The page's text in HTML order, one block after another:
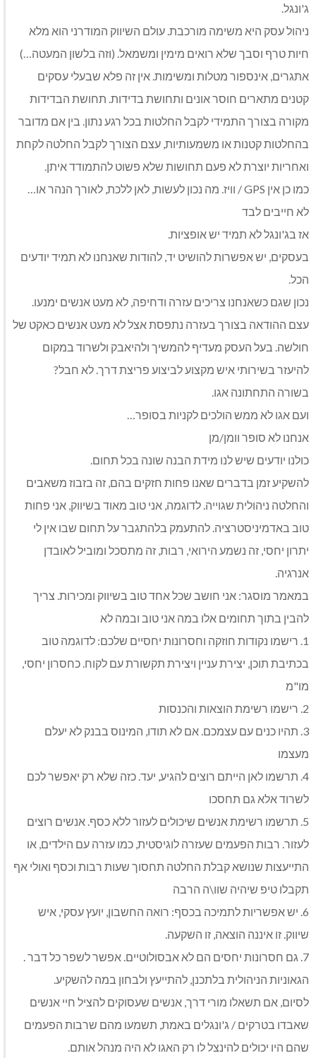
ג'ונגל.
ניהול עסק היא משימה מורכבת. עולם השיווק המודרני הוא מלא
חיות טרף וסבך שלא רואים מימין ומשמאל. (וזה בלשון המעטה…)
אתגרים, אינספור מטלות ומשימות. אין זה פלא שבעלי עסקים
קטנים מתארים חוסר אונים ותחושת בדידות. תחושת הבדידות
מקורה בצורך התמידי לקבל החלטות בכל רגע נתון. בין אם מדובר
בהחלטות קטנות או משמעותיות, עצם הצורך לקבל החלטה לקחת
ואחריות יוצרת לא פעם תחושות שלא פשוט להתמודד איתן.
כמו כן אין GPS / וויז. מה נכון לעשות, לאן ללכת, לאורך הנהר או…
לא חייבים לבד
אז בג'ונגל לא תמיד יש אופציות.
בעסקים, יש אפשרות להושיט יד, להודות שאנחנו לא תמיד יודעים
הכל.
נכון שגם כשאנחנו צריכים עזרה ודחיפה, לא מעט אנשים ימנעו.
עצם ההודאה בצורך בעזרה נתפסת אצל לא מעט אנשים כאקט של
חולשה. בעל העסק מעדיף להמשיך ולהיאבק ולשרוד במקום
להיעזר בשירותי איש מקצוע לביצוע פריצת דרך. לא חבל?
בשורה התחתונה אגו.
ועם אגו לא ממש הולכים לקניות בסופר…
אנחנו לא סופר וומן/מן
כולנו יודעים שיש לנו מידת הבנה שונה בכל תחום.
להשקיע זמן בדברים שאנו פחות חזקים בהם, זה בזבוז משאבים
והחלטה ניהולית שגוייה. לדוגמה, אני טוב מאוד בשיווק, אני פחות
טוב באדמיניסטרציה. להתעמק בלהתגבר על תחום שבו אין לי
יתרון יחסי, זה נשמע הירואי, רבות, זה מתסכל ומוביל לאובדן
אנרגיה.
במאמר מוסגר: אני חושב שכל אחד טוב בשיווק ומכירות. צריך
להבין בתוך תחומים אלו במה אני טוב ובמה לא
1. רישמו נקודות חוזקה וחסרונות יחסיים שלכם: לדוגמה טוב
בכתיבת תוכן, יצירת עניין ויצירת תקשורת עם לקוח. כחסרון יחסי,
מו"מ
2. רישמו רשימת הוצאות והכנסות
3. תהיו כנים עם עצמכם. אם לא תודו, המינוס בבנק לא יעלם
מעצמו
4. תרשמו לאן הייתם רוצים להגיע, יעד. כזה שלא רק יאפשר לכם
לשרוד אלא גם תחסכו
5. תרשמו רשימת אנשים שיכולים לעזור ללא כסף. אנשים רוצים
לעזור. רבות הפעמים שעזרה לוגיסטית, כמו עזרה עם הילדים, או
התייעצות שנושא קבלת החלטה תחסוך שעות רבות וכסף ואולי אף
תקבלו טיפ שיהיה שוו\ה הרבה
6. יש אפשריות לתמיכה בכסף: רואה החשבון, יועץ עסקי, איש
שיווק. זו איננה הוצאה, זו השקעה.
7. גם חסרונות יחסים הם לא אבסולוטיים. אפשר לשפר כל דבר .
הגאוניות הניהולית בלתכנן, להתייעץ ולבחון במה להשקיע.
לסיום, אם תשאלו מורי דרך, אנשים שעסוקים להציל חיי אנשים
שאבדו בטרקים / ג'ונגלים באמת, תשמעו מהם שרבות הפעמים
שהם היו יכולים להינצל לו רק האגו לא היה מנהל אותם.